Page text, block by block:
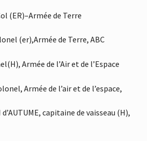
(ER)–Armée de Terre
(er),Armée de Terre, ABC
Armée de l’Air et de l’Espace
Armée de l’air et de l’espace,
capitaine de vaisseau (H),